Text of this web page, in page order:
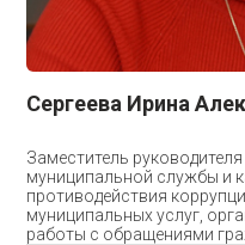
Сергеева Ирина
Заместитель
муниципальной службы и
противодействия
муниципальных услуг,
работы с обращениями